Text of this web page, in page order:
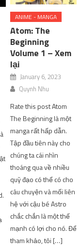
ANIME - MANGA
Atom: The
Beginning
Volume 1 – Xem
lại
January 6, 2023
Quynh Nhu
Rate this post Atom
The Beginning là một
manga rất hấp dẫn.
Tập đầu tiên này cho
chúng ta cái nhìn
thoáng qua về nhiều
quỹ đạo có thể có cho
câu chuyện và mối liên
hệ với cậu bé Astro
chắc chắn là một thế
mạnh có lợi cho nó. Để
tham khảo, tôi […]